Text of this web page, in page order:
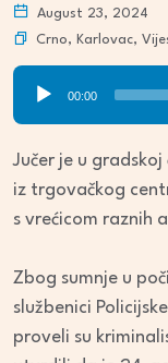
August 23, 2024
Crno, Karlovac,
Audio
Player
00:00
Jučer je u
iz trgovačkog
s vrećicom raznih
Zbog sumnje u
službenici
proveli su